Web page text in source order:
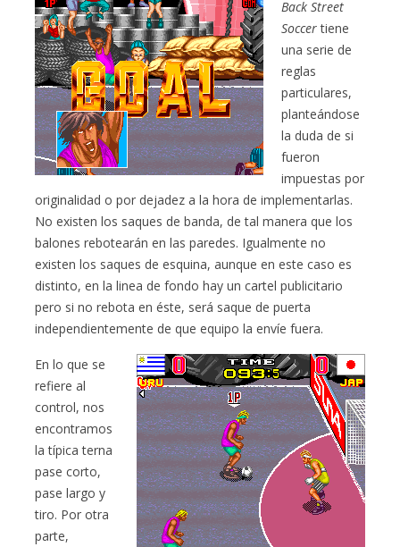
Back Street
Soccertiene
una serie de
reglas
particulares,
planteándose
la duda de si
fueron
impuestas por
originalidad o por dejadez a la hora de implementarlas.
No existen los saques de banda, de tal manera que los
balones rebotearán en las paredes. Igualmente no
existen los saques de esquina, aunque en este caso es
distinto, en la linea de fondo hay un cartel publicitario
pero si no rebota en éste, será saque de puerta
independientemente de que equipo la envíe fuera.
En lo que se
refiere al
control, nos
encontramos
la típica terna
pase corto,
pase largo y
tiro. Por otra
parte,